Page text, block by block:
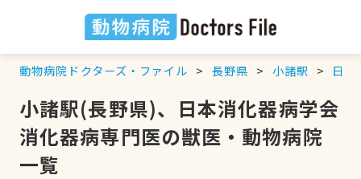
動物病院ドクターズ・ファイル 長野県 小諸駅 日本
小諸駅(長野県)、日本消化器病学会
消化器病専門医の獣医・動物病院
一覧